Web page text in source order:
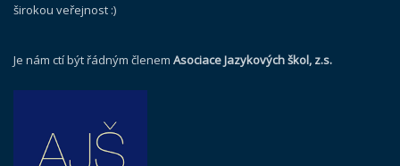
širokou veřejnost :)
Je nám ctí být řádným členem Asociace Jazykových škol, z.s.